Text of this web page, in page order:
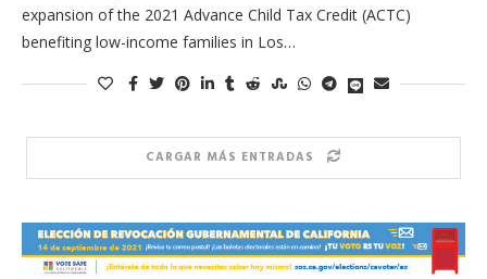
expansion of the 2021 Advance Child Tax Credit (ACTC)
benefiting low-income families in Los…
CARGAR MÁS ENTRADAS